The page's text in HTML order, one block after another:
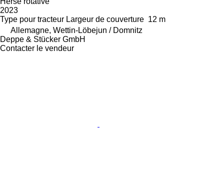
2023
Type pour tracteur Largeur de couverture 12 m
Allemagne, Wettin-Löbejun / Domnitz
Deppe & Stücker GmbH
Contacter le vendeur